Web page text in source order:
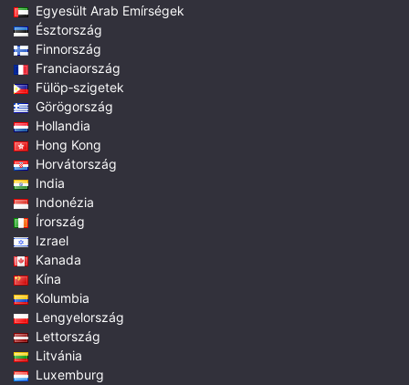
Egyesült Arab Emírségek
Észtország
Finnország
Franciaország
Fülöp‑szigetek
Görögország
Hollandia
Hong Kong
Horvátország
India
Indonézia
Írország
Izrael
Kanada
Kína
Kolumbia
Lengyelország
Lettország
Litvánia
Luxemburg